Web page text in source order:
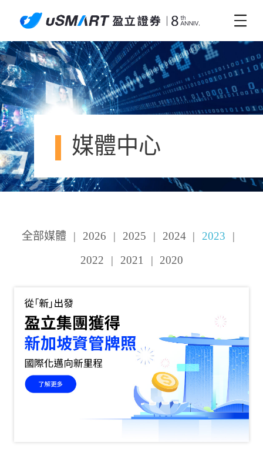
媒體中心
全部媒體 | 2026 | 2025 | 2024 | 2023
|
2022
| 2021 | 2020